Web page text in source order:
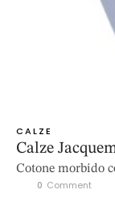
CALZE
Calze
Cotone morbido
0 Comment